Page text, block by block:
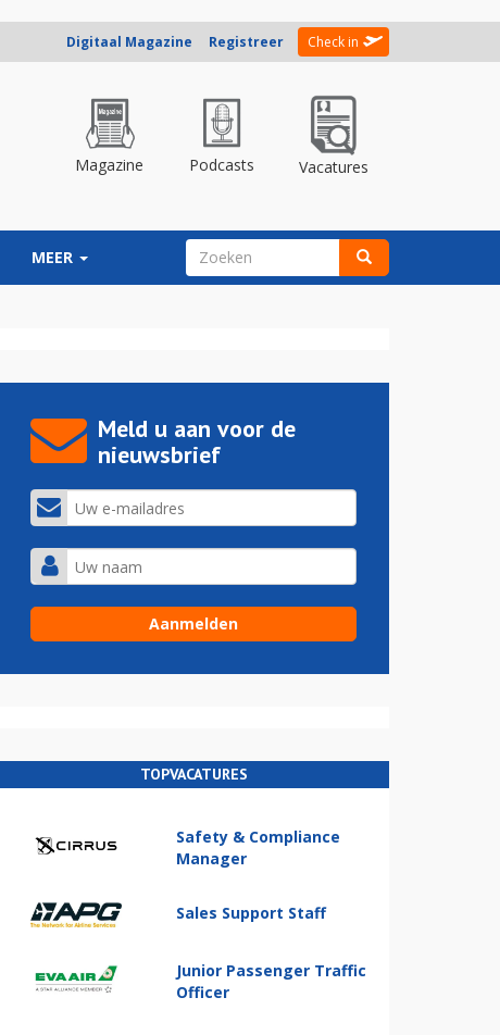
Digitaal Magazine Registreer Check in
Magazine Podcasts Vacatures
MEER ZOEKVELD
Meld u aan voor de
nieuwsbrief
TOPVACATURES
Safety & Compliance
Manager
Sales Support Staff
Junior Passenger Traffic
Officer